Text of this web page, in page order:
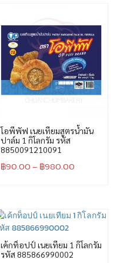
โอพีพัฟ เนยเทียมสูตรน้ำมัน
ปาล์ม 1 กิโลกรัม รหัส
8850091210091
฿90.00– ฿980.00
เค้กท็อปป์ เนยเทียม 1 กิโลกรัม
รหัส 885866990002